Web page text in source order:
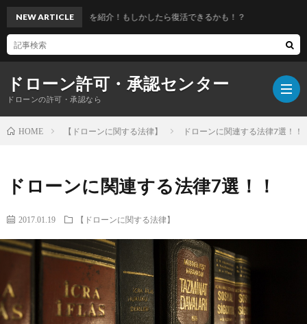
ドローン許可・承認センター
ドローンの許可・承認なら
NEW ARTICLE
の対処法を紹介！もしかしたら復活できるかも！？
HOME 【ドローンに関する法律】 ドローンに関連する法律7選！！
ドローンに関連する法律7選！！
2017.01.19 【ドローンに関する法律】